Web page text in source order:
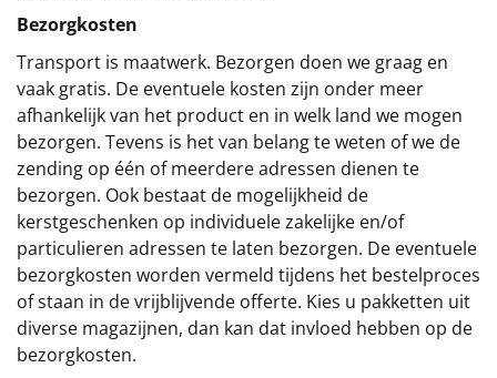
Bezorgkosten
Transport is maatwerk. Bezorgen doen we graag en
vaak gratis. De eventuele kosten zijn onder meer
afhankelijk van het product en in welk land we mogen
bezorgen. Tevens is het van belang te weten of we de
zending op één of meerdere adressen dienen te
bezorgen. Ook bestaat de mogelijkheid de
kerstgeschenken op individuele zakelijke en/of
particulieren adressen te laten bezorgen. De eventuele
bezorgkosten worden vermeld tijdens het bestelproces
of staan in de vrijblijvende offerte. Kies u pakketten uit
diverse magazijnen, dan kan dat invloed hebben op de
bezorgkosten.